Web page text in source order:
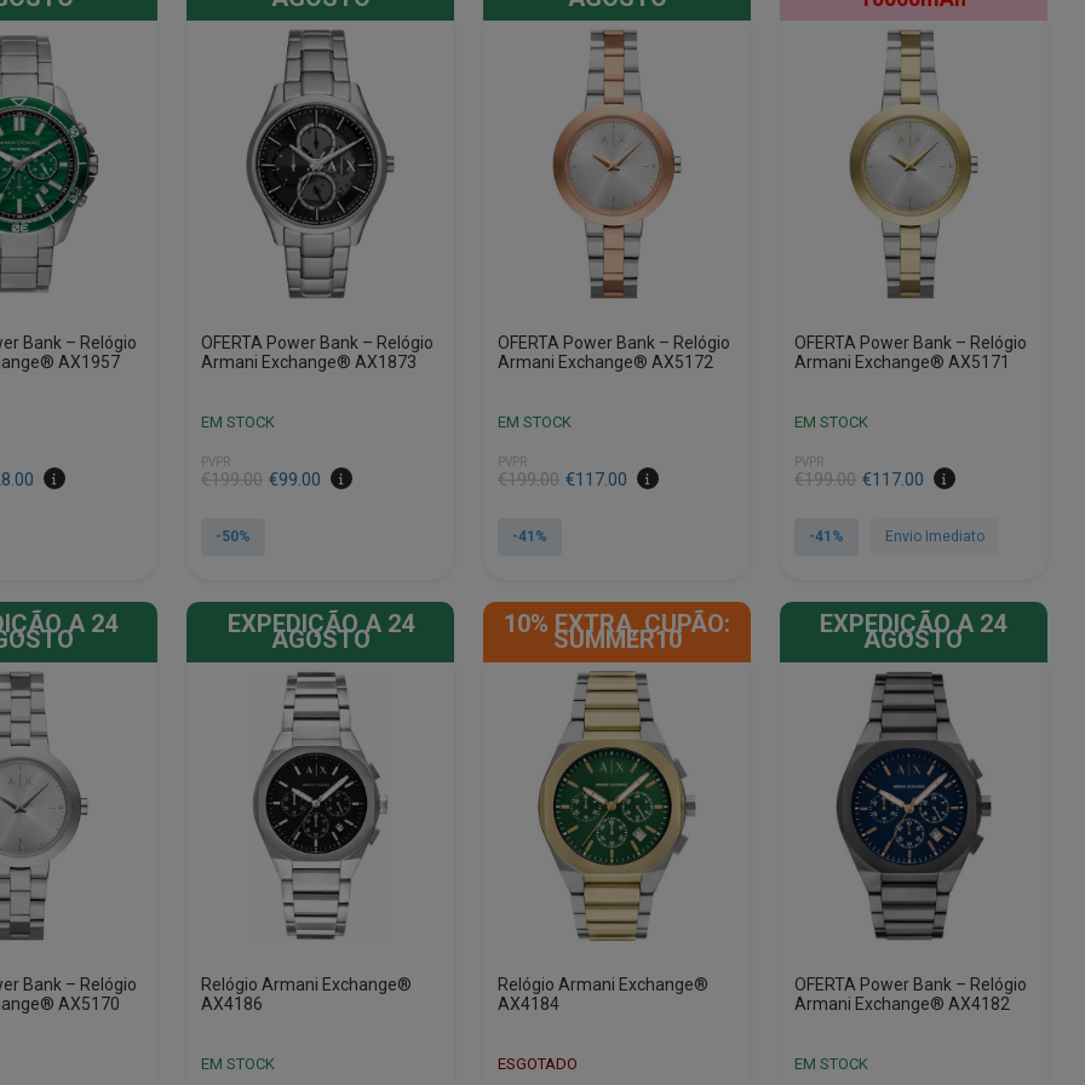
Bank – Relógio
AX1957
OFERTA Power Bank – Relógio
Armani Exchange® AX1873
EM STOCK
PVPR
€199.00
O
original
€99.00
O
atual
-50%
OFERTA Power Bank – Relógio
Armani Exchange® AX5172
EM STOCK
PVPR
€199.00
O
original
€117.00
O
atual
-41%
OFERTA Power Bank – Relógio
Armani Exchange® AX5171
EM STOCK
PVPR
€199.00
O
original
€117.00
O
atual
-41% Envio Imediato
A 24
Bank – Relógio
AX5170
EXPEDIÇÃO A 24
AGOSTO
Relógio Armani Exchange®
AX4186
EM STOCK
10% EXTRA, CUPÃO:
SUMMER10
Relógio Armani Exchange®
AX4184
ESGOTADO
EXPEDIÇÃO A 24
AGOSTO
OFERTA Power Bank – Relógio
Armani Exchange® AX4182
EM STOCK